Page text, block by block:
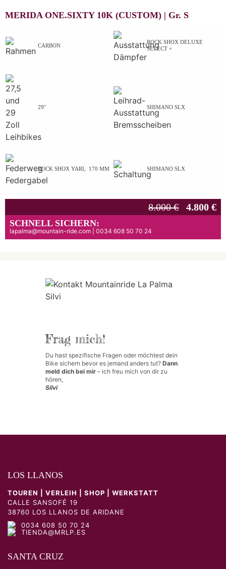
MERIDA ONE.SIXTY 10K (CUSTOM) | Gr. S
CARBON
ROCK SHOX DELUXE
SELECT +
29″ SHIMANO SLX
ROCK SHOX YARI, 170 MM SHIMANO SLX
8.000 € 4.800 €
SCHNELL SICHERN:
lapalma@mountain-ride.com | 0034 608 50 70 24
Frag mich!
Du hast spezifische Fragen oder möchtest dein
Bike sichern bevor es jemand anders tut? Dann
meld dich bei mir– ich freu mich von dir zu
hören,
Silvi
LOS LLANOS
TOUREN | VERLEIH | SHOP | WERKSTATT
CALLE SANSOFÉ 19
38760 LOS LLANOS DE ARIDANE
0034 608 50 70 24
TIENDA@MRLP.ES
SANTA CRUZ